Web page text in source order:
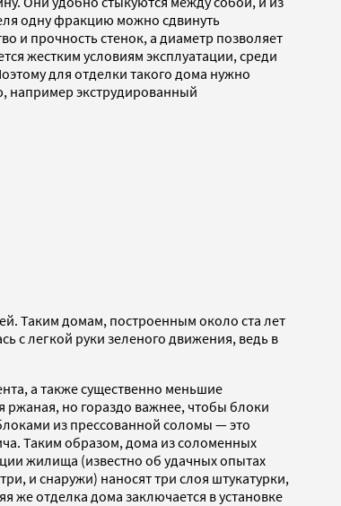
одну фракцию можно сдвинуть
и прочность стенок, а диаметр позволяет
жестким условиям эксплуатации, среди
для отделки такого дома нужно
например экструдированный
Таким домам, построенным около ста лет
с легкой руки зеленого движения, ведь в
а также существенно меньшие
ржаная, но гораздо важнее, чтобы блоки
из прессованной соломы — это
Таким образом, дома из соломенных
жилища (известно об удачных опытах
и снаружи) наносят три слоя штукатурки,
же отделка дома заключается в установке